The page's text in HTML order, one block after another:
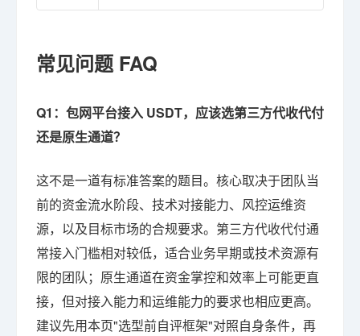
常见问题 FAQ
Q1：包网平台接入 USDT，应该选第三方代收代付
还是原生通道？
这不是一道有标准答案的题目。核心取决于团队当
前的资金流水阶段、技术对接能力、风控运维资
源，以及目标市场的合规要求。第三方代收代付通
常接入门槛相对较低，适合业务早期或技术资源有
限的团队；原生通道在资金掌控和效率上可能更直
接，但对接入能力和运维能力的要求也相应更高。
建议先用本页"选型前自评框架"对照自身条件，再